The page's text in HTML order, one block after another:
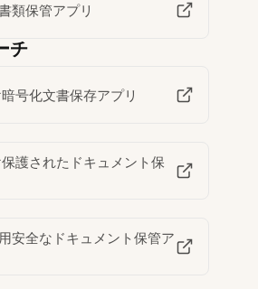
類保管アプリ
チ
号化文書保存アプリ
護されたドキュメント保
安全なドキュメント保管ア